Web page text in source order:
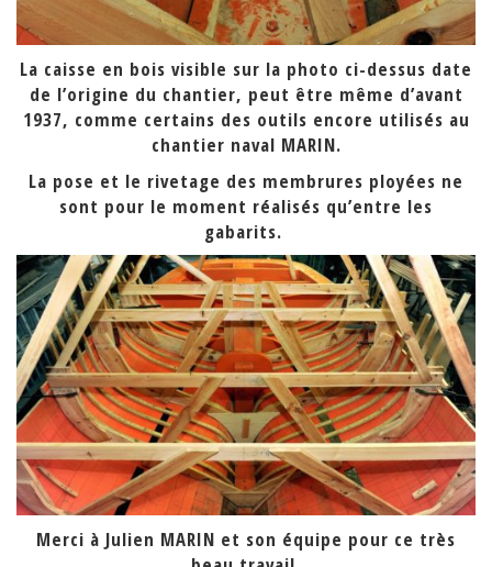
La caisse en bois visible sur la photo ci-dessus date
de l’origine du chantier, peut être même d’avant
1937, comme certains des outils encore utilisés au
chantier naval MARIN.
La pose et le rivetage des membrures ployées ne
sont pour le moment réalisés qu’entre les
gabarits.
Merci à Julien MARIN et son équipe pour ce très